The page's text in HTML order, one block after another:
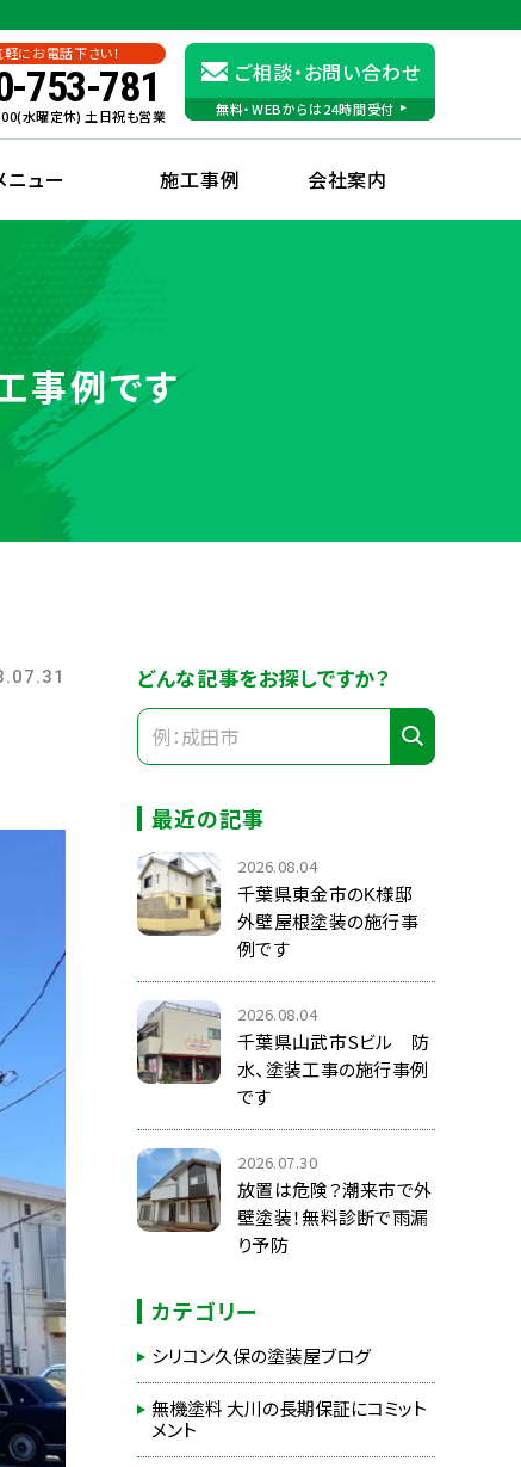
にお電話下さい！
753-781
水曜定休) 土日祝も営業
ご相談・お問い合わせ
無料・WEBからは24時間受付
ニュー 施工事例 会社案内
事例です
どんな記事をお探しですか？
最近の記事
2026.08.04
千葉県東金市のK様邸
外壁屋根塗装の施行事
例です
2026.08.04
千葉県山武市Sビル 防
水、塗装工事の施行事例
です
2026.07.30
放置は危険？潮来市で外
壁塗装！無料診断で雨漏
り予防
カテゴリー
シリコン久保の塗装屋ブログ
無機塗料 大川の長期保証にコミット
メント